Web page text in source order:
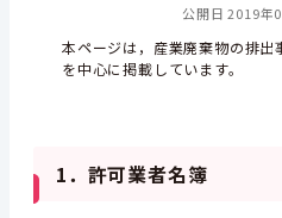
公開日 2019年
本ページは，産業廃棄物の排
を中心に掲載しています。
1．許可業者名簿